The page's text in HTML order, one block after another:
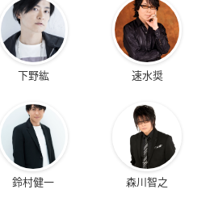
下野紘 速水奨
鈴村健一 森川智之